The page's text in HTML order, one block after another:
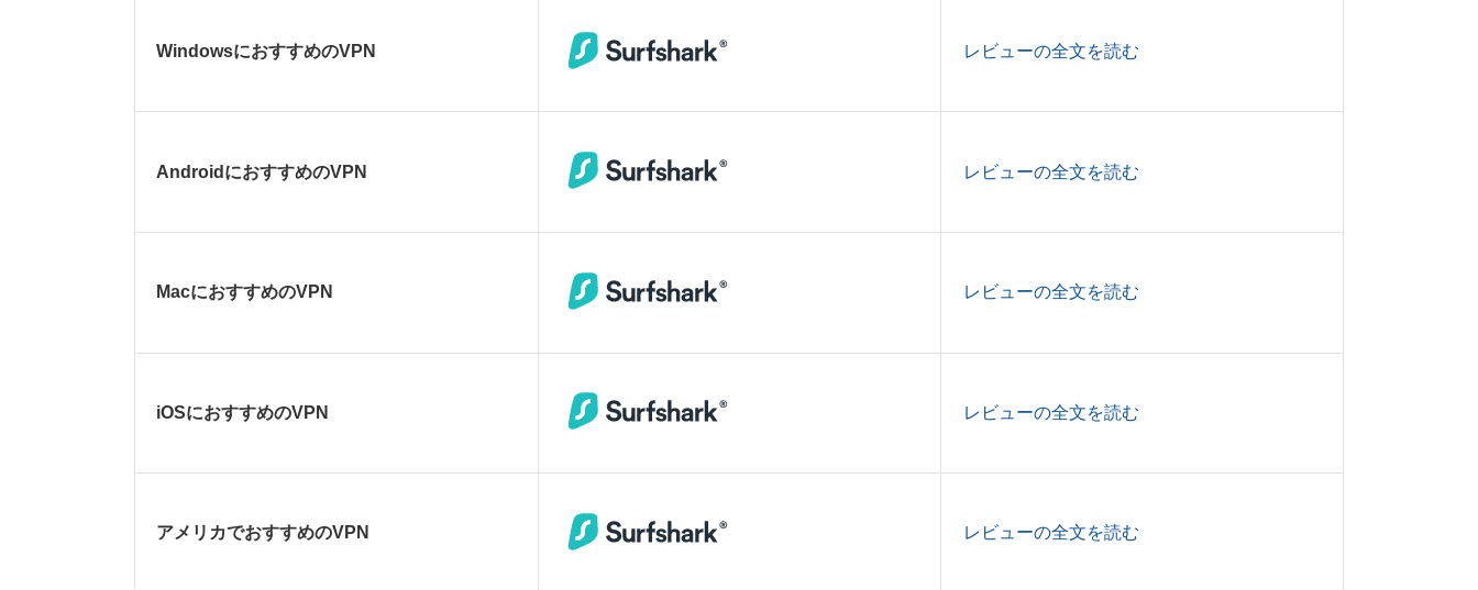
WindowsにおすすめのVPN レビューの全文を読む
AndroidにおすすめのVPN レビューの全文を読む
MacにおすすめのVPN レビューの全文を読む
iOSにおすすめのVPN レビューの全文を読む
アメリカでおすすめのVPN レビューの全文を読む